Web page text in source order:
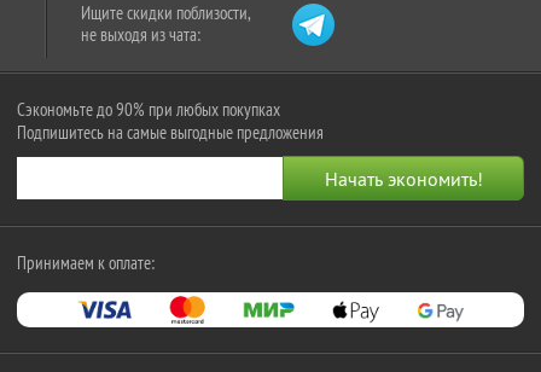
Ищите скидки поблизости,
не выходя из чата:
Сэкономьте до 90% при любых покупках
Подпишитесь на самые выгодные предложения
Принимаем к оплате: